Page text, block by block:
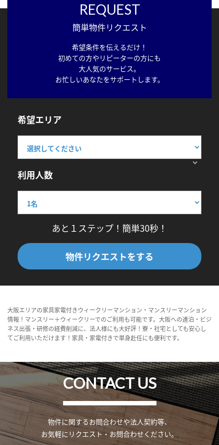
REQUEST
簡単物件リクエスト
希望条件を伝えるだけ！
初めての方やリピーターの方にも
大人気のサービス。
お忙しいあなたをサポートします。
希望エリア
利用人数
あと１ステップ！簡単30秒！
物件リクエストをする
大阪エリアの家具家電付きウィークリーマンション・マンスリーマンション
情報！マンスリー＋ウィークリーでのご利用も可能です。大阪への連泊・ビジ
ネス出張・研修の経費削減に、法人様にも大好評！寮・社宅としても安心し
てご利用いただけます！家具・家電付きで単身赴任にも便利です。
CONTACT US
物件に関するお問合わせや法人契約等、
お気軽にリクエスト・お問合わせください。